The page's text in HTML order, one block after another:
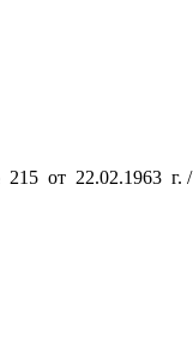
от 22.02.1963 г. /